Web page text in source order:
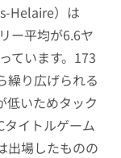
Helaire）は
ー平均が6.6ヤ
ています。173
繰り広げられる
低いためタック
タイトルゲーム
出場したものの